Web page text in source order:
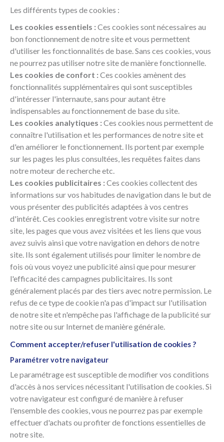
Les différents types de cookies :
Les cookies essentiels :Ces cookies sont nécessaires au
bon fonctionnement de notre site et vous permettent
d'utiliser les fonctionnalités de base. Sans ces cookies, vous
ne pourrez pas utiliser notre site de manière fonctionnelle.
Les cookies de confort :Ces cookies amènent des
fonctionnalités supplémentaires qui sont susceptibles
d'intéresser l'internaute, sans pour autant être
indispensables au fonctionnement de base du site.
Les cookies analytiques :Ces cookies nous permettent de
connaître l'utilisation et les performances de notre site et
d'en améliorer le fonctionnement. Ils portent par exemple
sur les pages les plus consultées, les requêtes faites dans
notre moteur de recherche etc.
Les cookies publicitaires :Ces cookies collectent des
informations sur vos habitudes de navigation dans le but de
vous présenter des publicités adaptées à vos centres
d'intérêt. Ces cookies enregistrent votre visite sur notre
site, les pages que vous avez visitées et les liens que vous
avez suivis ainsi que votre navigation en dehors de notre
site. Ils sont également utilisés pour limiter le nombre de
fois où vous voyez une publicité ainsi que pour mesurer
l'efficacité des campagnes publicitaires. Ils sont
généralement placés par des tiers avec notre permission. Le
refus de ce type de cookie n'a pas d'impact sur l'utilisation
de notre site et n'empêche pas l'affichage de la publicité sur
notre site ou sur Internet de manière générale.
Comment accepter/refuser l'utilisation de cookies ?
Paramétrer votre navigateur
Le paramétrage est susceptible de modifier vos conditions
d'accès à nos services nécessitant l'utilisation de cookies. Si
votre navigateur est configuré de manière à refuser
l'ensemble des cookies, vous ne pourrez pas par exemple
effectuer d'achats ou profiter de fonctions essentielles de
notre site.